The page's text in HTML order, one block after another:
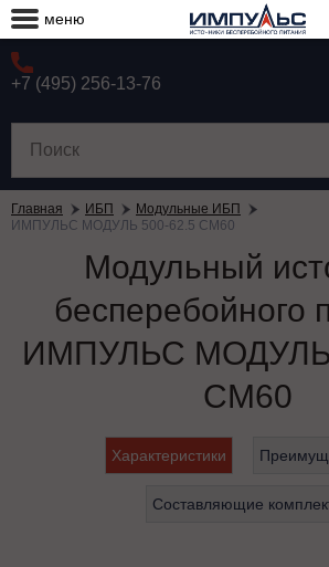
меню
+7 (495) 256-13-76
Главная ИБП
Модульные ИБП
ИМПУЛЬС МОДУЛЬ 500-62.5 СМ60
Модульный
бесперебойного
ИМПУЛЬС МОДУЛЬ
СМ60
Характеристики
Составляющие